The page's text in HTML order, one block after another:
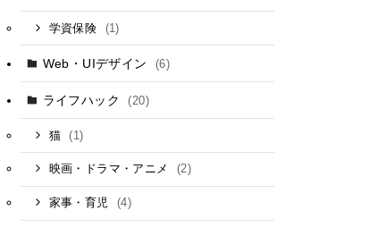
学資保険 (1)
Web・UIデザイン (6)
ライフハック (20)
猫 (1)
映画・ドラマ・アニメ (2)
家事・育児 (4)